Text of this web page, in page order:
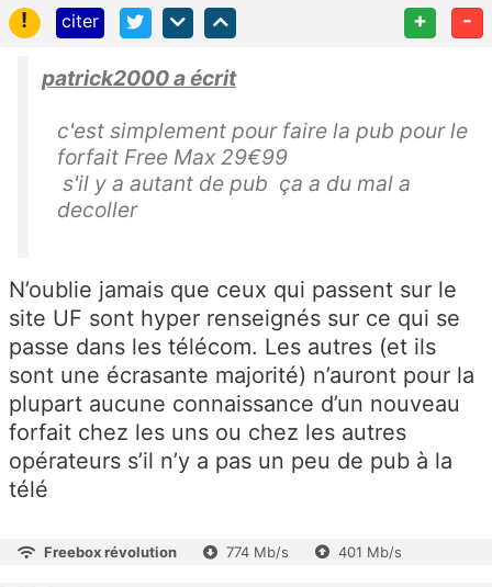
!
citer + -
patrick2000 a écrit
c'est simplement pour faire la pub pour le
forfait Free Max 29€99
s'il y a autant de pub ça a du mal a
decoller
N’oublie jamais que ceux qui passent sur le
site UF sont hyper renseignés sur ce qui se
passe dans les télécom. Les autres (et ils
sont une écrasante majorité) n’auront pour la
plupart aucune connaissance d’un nouveau
forfait chez les uns ou chez les autres
opérateurs s’il n’y a pas un peu de pub à la
télé
Freebox révolution 774 Mb/s 401 Mb/s